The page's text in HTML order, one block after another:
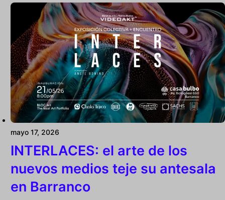
mayo 17, 2026
INTERLACES: el arte de los
nuevos medios teje su antesala
en Barranco